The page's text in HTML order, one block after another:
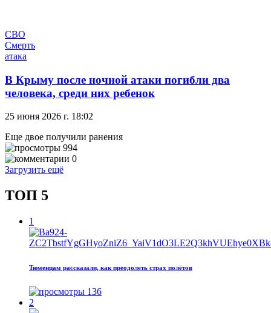
СВО
Смерть
атака
В Крыму после ночной атаки погибли два
человека, среди них ребенок
25 июня 2026 г. 18:02
Еще двое получили ранения
994
0
Загрузить ещё
ТОП 5
1
Тюменцам рассказали, как преодолеть страх полётов
136
2